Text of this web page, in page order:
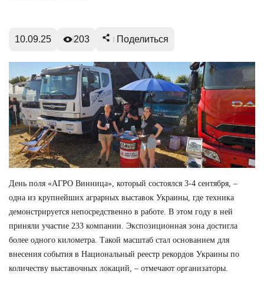
10.09.25 203 Поделиться
День поля «АГРО Винница», который состоялся 3-4 сентября, –
одна из крупнейших аграрных выставок Украины, где техника
демонстрируется непосредственно в работе. В этом году в ней
приняли участие 233 компании. Экспозиционная зона достигла
более одного километра. Такой масштаб стал основанием для
внесения события в Национальный реестр рекордов Украины по
количеству выставочных локаций, – отмечают организаторы.